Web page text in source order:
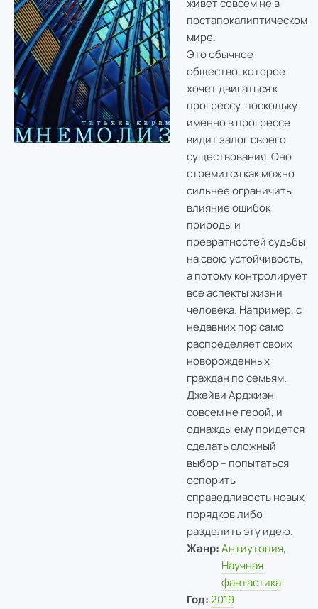
живет совсем не в
постапокалиптическом
мире.
Это обычное
общество, которое
хочет двигаться к
прогрессу, поскольку
именно в прогрессе
видит залог своего
существования. Оно
стремится как можно
сильнее ограничить
влияние ошибок
природы и
превратностей судьбы
на свою устойчивость,
а потому контролирует
все аспекты жизни
человека. Например, с
недавних пор само
распределяет своих
новорожденных
граждан по семьям.
Джейви Арджиэн
совсем не герой, и
однажды ему придется
сделать сложный
выбор – попытаться
оспорить
справедливость новых
порядков либо
разделить эту идею.
Жанр: Антиутопия,
Научная
фантастика
Год: 2019